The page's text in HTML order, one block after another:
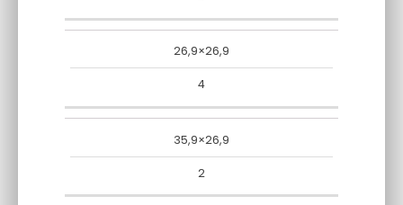
26,9×26,9
4
35,9×26,9
2